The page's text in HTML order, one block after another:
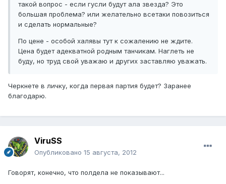
такой вопрос - если гусли будут ала звезда? Это
большая проблема? или желательно всетаки повозиться
и сделать нормальные?
По цене - особой халявы тут к сожалению не ждите.
Цена будет адекватной родным танчикам. Наглеть не
буду, но труд свой уважаю и других заставляю уважать.
Черкнете в личку, когда первая партия будет? Заранее
благодарю.
ViruSS
Опубликовано 15 августа, 2012
Говорят, конечно, что полдела не показывают...